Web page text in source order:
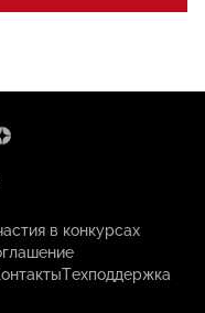
в конкурсах
Техподдержка